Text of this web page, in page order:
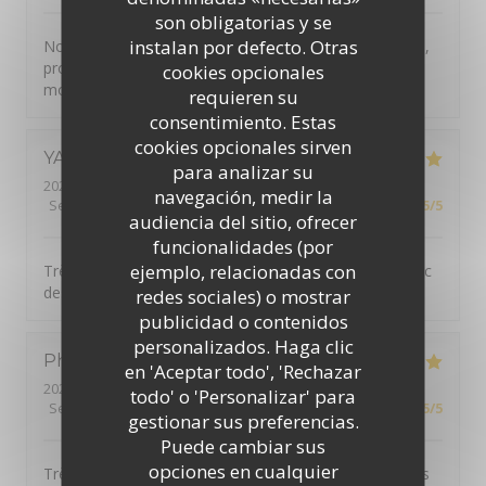
son obligatorias y se
instalan por defecto. Otras
cookies opcionales
requieren su
consentimiento. Estas
cookies opcionales sirven
para analizar su
navegación, medir la
audiencia del sitio, ofrecer
funcionalidades (por
ejemplo, relacionadas con
redes sociales) o mostrar
publicidad o contenidos
personalizados. Haga clic
en 'Aceptar todo', 'Rechazar
todo' o 'Personalizar' para
gestionar sus preferencias.
Puede cambiar sus
opciones en cualquier
Nous avons passé un agréable moment, super accueil,
produits de qualités. Je recommande, merci pour ce
moment.
YANN
2026-07-30
- 19:30 - Invitados 2
Servicio
Ambiente:5/5 Menú:5/5 Calidad / Precio 5/5
Très belle découverte. Bon accueil. Plats originaux avec
des produits locaux.
Philippe
2026-07-26
- 12:45 - Invitados 2
Servicio
Ambiente : 5/5 Menú: 5/5 Calidad / Precio 5/5
Très bon restaurant de type auberge avec des produits